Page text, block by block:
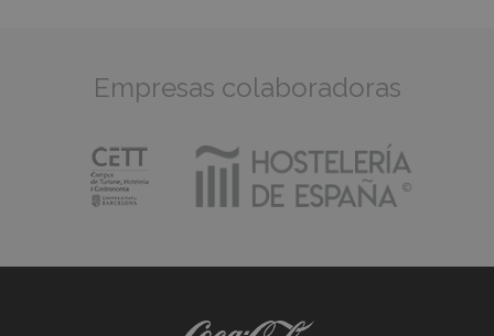
Empresas colaboradoras